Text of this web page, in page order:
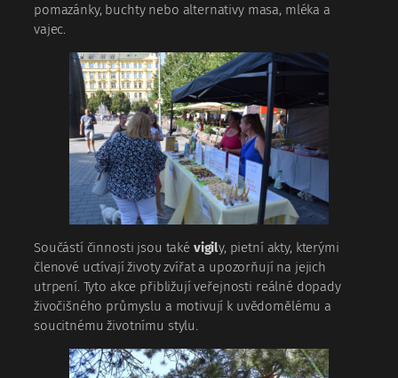
pomazánky, buchty nebo alternativy masa, mléka a
vajec.
Součástí činnosti jsou také vigily, pietní akty, kterými
členové uctívají životy zvířat a upozorňují na jejich
utrpení. Tyto akce přibližují veřejnosti reálné dopady
živočišného průmyslu a motivují k uvědomělému a
soucitnému životnímu stylu.